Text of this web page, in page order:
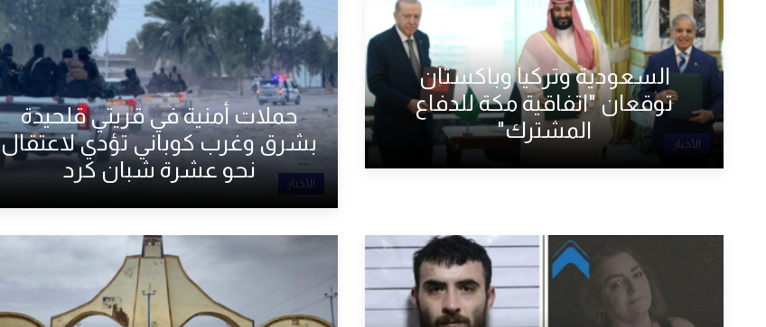
الأخبار
السعودية وتركيا وباكستان
توقعان "اتفاقية مكة للدفاع
المشترك"
الأخبار
حملات أمنية في قريتي قلحيدة
بشرق وغرب كوباني تؤدي لاعتقال
نحو عشرة شبان كرد